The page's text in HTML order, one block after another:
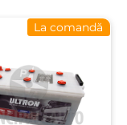
La comandă